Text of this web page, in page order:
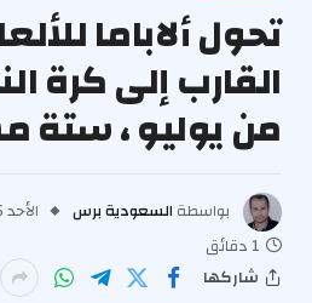
تحول ألاباما
القارب إلى كرة
من يوليو ،
بواسطة السعودية برس
الأحد 06 يوليو 7:19 ص
1 دقائق
شاركها